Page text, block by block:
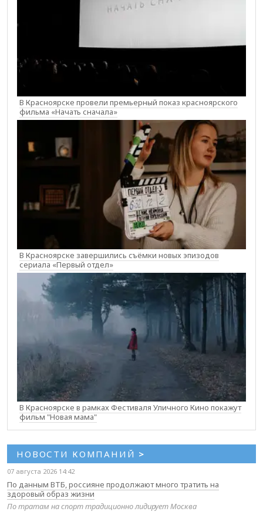
В Красноярске провели премьерный показ красноярского
фильма «Начать сначала»
В Красноярске завершились съёмки новых эпизодов
сериала «Первый отдел»
В Красноярске в рамках Фестиваля Уличного Кино покажут
фильм "Новая мама"
НОВОСТИ КОМПАНИЙ >
07 августа 2026 14:42
По данным ВТБ, россияне продолжают много тратить на
здоровый образ жизни
По тратам на спорт традиционно лидирует Москва